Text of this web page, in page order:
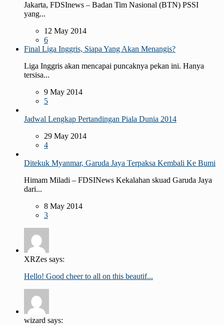
Jakarta, FDSInews – Badan Tim Nasional (BTN) PSSI
yang...
12 May 2014
6
Final Liga Inggris, Siapa Yang Akan Menangis?
Liga Inggris akan mencapai puncaknya pekan ini. Hanya
tersisa...
9 May 2014
5
Jadwal Lengkap Pertandingan Piala Dunia 2014
29 May 2014
4
Ditekuk Myanmar, Garuda Jaya Terpaksa Kembali Ke Bumi
Himam Miladi – FDSINews Kekalahan skuad Garuda Jaya
dari...
8 May 2014
3
XRZes says:
Hello! Good cheer to all on this beautif...
wizard says: